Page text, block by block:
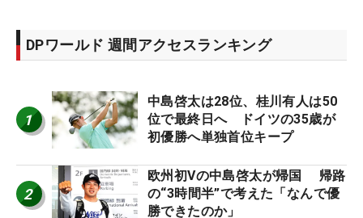
DPワールド 週間アクセスランキング
1
中島啓太は28位、桂川有人は50
位で最終日へ ドイツの35歳が
初優勝へ単独首位キープ
2
欧州初Vの中島啓太が帰国 帰路
の“3時間半”で考えた「なんで優
勝できたのか」